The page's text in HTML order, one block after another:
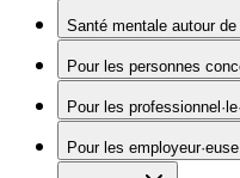
Santé mentale autour
Pour les personnes
Pour les
Pour les